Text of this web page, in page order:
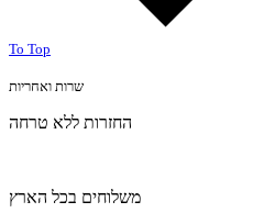
To Top
שרות ואחריות
החזרות ללא טרחה
משלוחים בכל הארץ